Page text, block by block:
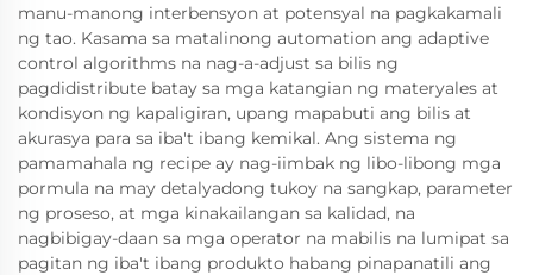
manu-manong interbensyon at potensyal na pagkakamali
ng tao. Kasama sa matalinong automation ang adaptive
control algorithms na nag-a-adjust sa bilis ng
pagdidistribute batay sa mga katangian ng materyales at
kondisyon ng kapaligiran, upang mapabuti ang bilis at
akurasya para sa iba't ibang kemikal. Ang sistema ng
pamamahala ng recipe ay nag-iimbak ng libo-libong mga
pormula na may detalyadong tukoy na sangkap, parameter
ng proseso, at mga kinakailangan sa kalidad, na
nagbibigay-daan sa mga operator na mabilis na lumipat sa
pagitan ng iba't ibang produkto habang pinapanatili ang